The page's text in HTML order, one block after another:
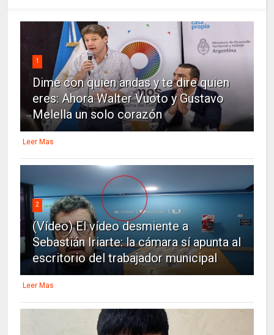
1
Dime con quien andas y te dire quien
eres: Ahora Walter Vuoto y Gustavo
Melella un solo corazón
Leer Mas
2
(Vídeo) El vídeo desmiente a
Sebastián Iriarte: la cámara sí apunta al
escritorio del trabajador municipal
Leer Mas